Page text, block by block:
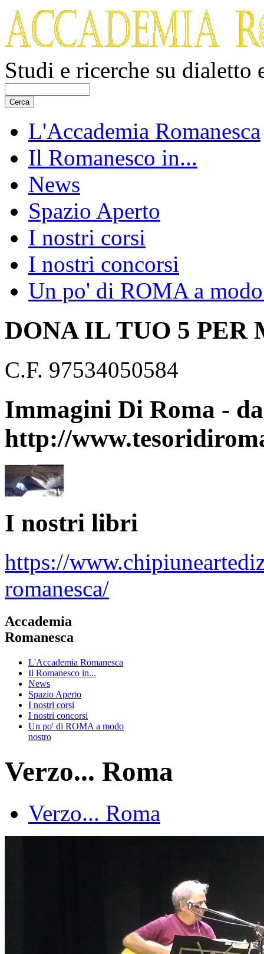
Studi e ricerche su
L'Accademia Romanesca
Il Romanesco in...
News
Spazio Aperto
I nostri corsi
I nostri concorsi
Un po' di ROMA a
DONA IL TUO 5 PER
C.F. 97534050584
Immagini Di Roma -
http://
I nostri libri
https://
romanesca/
Accademia
Romanesca
L'Accademia Romanesca
Il Romanesco in...
News
Spazio Aperto
I nostri corsi
I nostri concorsi
Un po' di ROMA a modo
nostro
Verzo... Roma
Verzo... Roma